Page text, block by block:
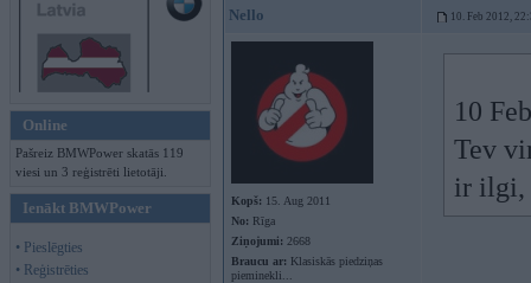
Online
Pašreiz BMWPower skatās 119
viesi un 3 reģistrēti lietotāji.
Ienākt BMWPower
• Pieslēgties
• Reģistrēties
Nello 10. Feb 2012,
Kopš: 15. Aug 2011
No: Rīga
Ziņojumi: 2668
Braucu ar: Klasiskās piedziņas
pieminekli...
10
Tev
ir ilgi,